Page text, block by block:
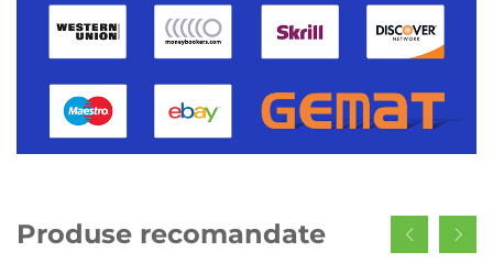
Produse recomandate